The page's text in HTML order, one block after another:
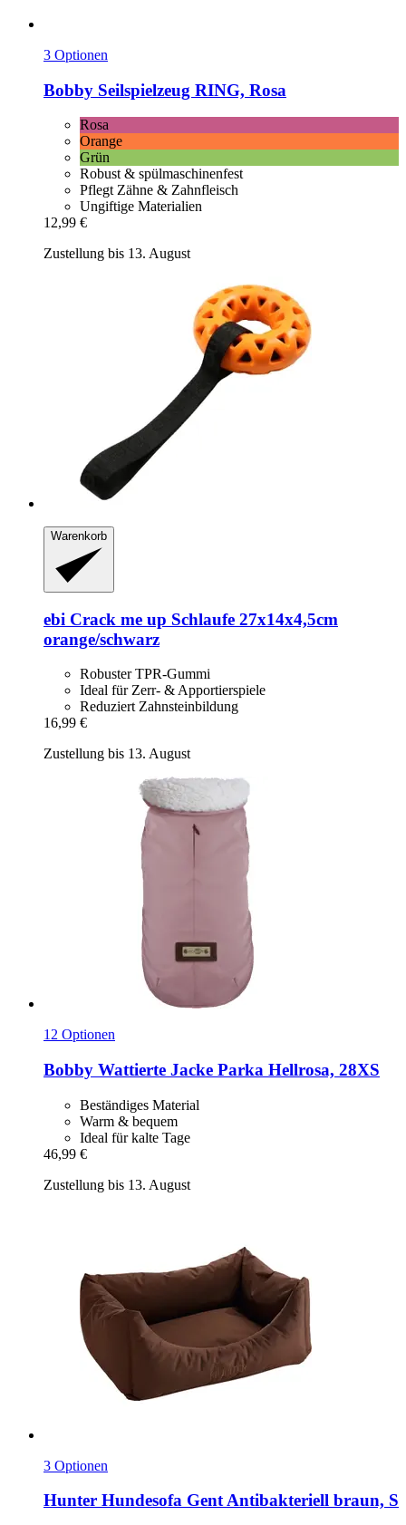
3 Optionen
Bobby Seilspielzeug RING, Rosa
Rosa
Orange
Grün
Robust & spülmaschinenfest
Pflegt Zähne & Zahnfleisch
Ungiftige Materialien
12,99 €
Zustellung bis 13. August
Warenkorb
ebi Crack me up Schlaufe 27x14x4,5cm
orange/schwarz
Robuster TPR-Gummi
Ideal für Zerr- & Apportierspiele
Reduziert Zahnsteinbildung
16,99 €
Zustellung bis 13. August
12 Optionen
Bobby Wattierte Jacke Parka Hellrosa, 28XS
Beständiges Material
Warm & bequem
Ideal für kalte Tage
46,99 €
Zustellung bis 13. August
3 Optionen
Hunter Hundesofa Gent Antibakteriell braun, S